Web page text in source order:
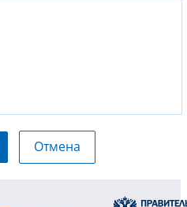
Отмена